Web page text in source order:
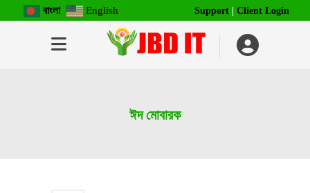
বাংলা English Support Client Login
ঈদ মোবারক